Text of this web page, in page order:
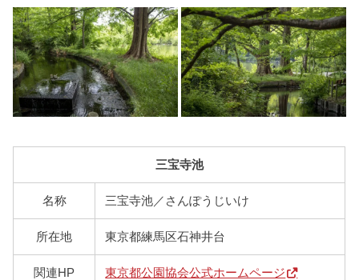
三宝寺池
名称 三宝寺池／さんぽうじいけ
所在地 東京都練馬区石神井台
関連HP 東京都公園協会公式ホームページ